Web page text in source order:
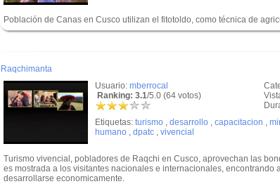
Población de Canas en Cusco utilizan el fitotoldo, como técnica de
Raqchimanta
Usuario: mberrocal
Ranking: 3.1/5.0 (64 votos)
Etiquetas: turismo , desarrollo , capacitacion ,
humano , dpatc , vivencial
Turismo vivencial, pobladores de Raqchi en Cusco, aprovechan las
es mostrada a los visitantes nacionales e internacionales, encontrando
desarrollarse economicamente.